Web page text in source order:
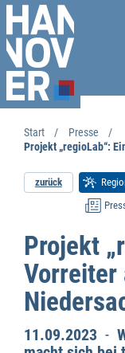
Start
Presse
Projekt „regioLab“:
zurück
Projekt
Vorreiter
11.09.2023 -